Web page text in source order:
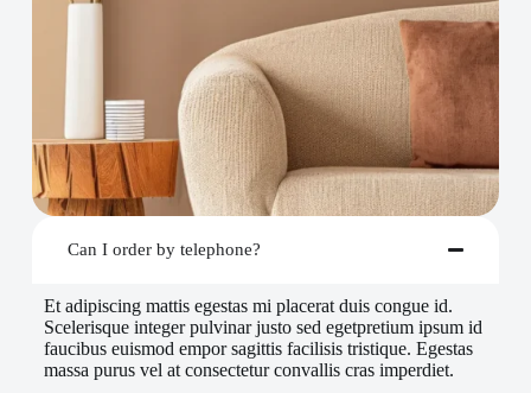
Can I order by telephone?
Et adipiscing mattis egestas mi placerat duis congue id.
Scelerisque integer pulvinar justo sed egetpretium ipsum id
faucibus euismod empor sagittis facilisis tristique. Egestas
massa purus vel at consectetur convallis cras imperdiet.